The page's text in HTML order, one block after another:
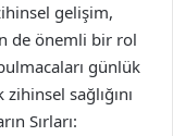
gelişim,
de önemli bir rol
günlük
sağlığını
Sırları: